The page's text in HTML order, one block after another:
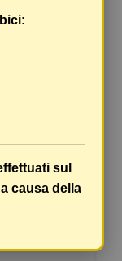
FRENO
sul
causa della